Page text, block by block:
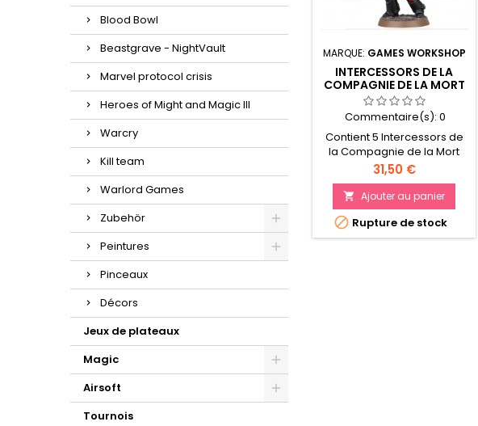
Blood Bowl
Beastgrave - NightVault
Marvel protocol crisis
Heroes of Might and Magic III
Warcry
Kill team
Warlord Games
Zubehör
Peintures
Pinceaux
Décors
Jeux de plateaux
Magic
Airsoft
Tournois
MARQUE: GAMES WORKSHOP
INTERCESSORS DE LA
COMPAGNIE DE LA MORT
DES BLOOD ANGELS
Commentaire(s): 0
Contient 5 Intercessors de
la Compagnie de la Mort
Des combattants à
l'agressivité terrifiante
Peuvent se peindre à la
place en tant
qu'Intercessors Primaris
Blood Angels
Prix
31,50 €
 Ajouter au panier
 Rupture de stock